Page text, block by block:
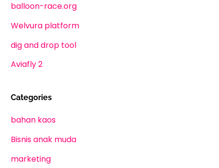
balloon-race.org
Welvura platform
dig and drop tool
Aviafly 2
Categories
bahan kaos
Bisnis anak muda
marketing